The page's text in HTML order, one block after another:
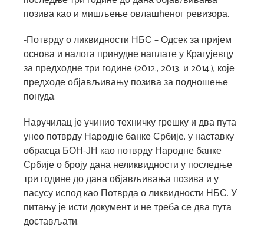
позива као и мишљење овлашћеног ревизора.
-Потврду о ликвидности НБС – Одсек за пријем
основа и налога принудне наплате у Крагујевцу
за предходне три године (2012., 2013. и 2014.), које
предходе објављивању позива за подношење
понуда.
Наручилац је учинио техничку грешку и два пута
унео потврду Народне банке Србије, у наставку
обрасца БОН-ЈН као потврду Народне банке
Србије о броју дана неликвидности у последње
три године до дана објављивања позива и у
пасусу испод као Потврда о ликвидности НБС. У
питању је исти документ и не треба се два пута
достављати.